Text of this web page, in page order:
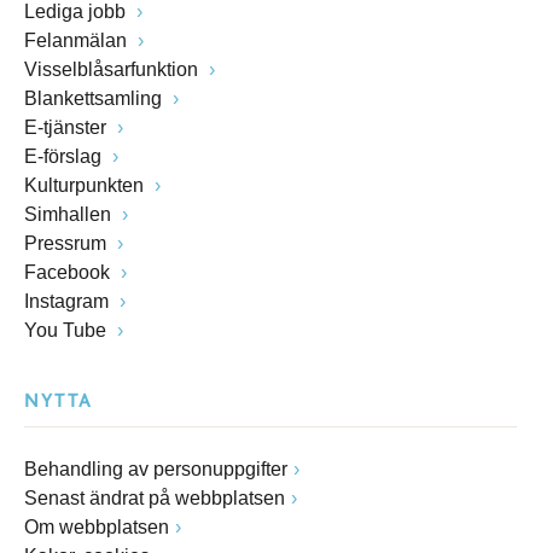
Lediga jobb
Felanmälan
Visselblåsarfunktion
Blankettsamling
E-tjänster
E-förslag
Kulturpunkten
Simhallen
Pressrum
Facebook
Instagram
You Tube
NYTTA
Behandling av personuppgifter
Senast ändrat på webbplatsen
Om webbplatsen